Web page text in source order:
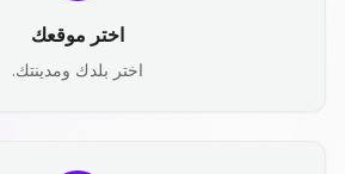
اختر موقعك
اختر بلدك ومدينتك.